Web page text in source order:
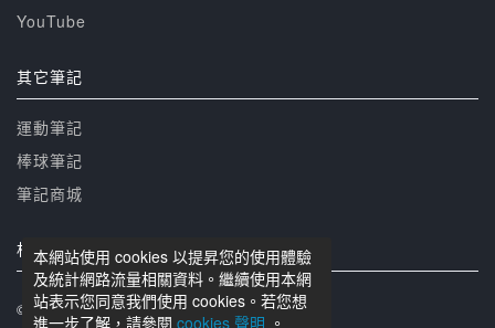
本網站使用 cookies 以提昇您的使用體驗
及統計網路流量相關資料。繼續使用本網
站表示您同意我們使用 cookies。若您想
進一步了解，請參閱 cookies 聲明 。
YouTube
其它筆記
運動筆記
棒球筆記
筆記商城
相關網站
© 籃球筆記 版權所有